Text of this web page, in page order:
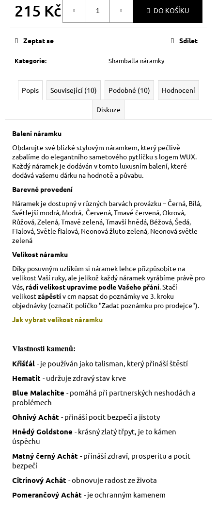
215 Kč DO KOŠÍKU
Kategorie: Shamballa náramky
Zeptat se Sdílet
Popis Související (10) Podobné (10) Hodnocení
Diskuze
Balení náramku
Obdarujte své blízké stylovým náramkem, který pečlivě
zabalíme do elegantního sametového pytlíčku s logem WUX.
Každý náramek je dodáván v tomto luxusním balení, které
dodává vašemu dárku na hodnotě a půvabu.
Barevné provedení
Náramek je dostupný v různých barvách provázku – Černá, Bílá,
Světlejší modrá, Modrá, Červená, Tmavě červená, Okrová,
Růžová, Zelená, Tmavě zelená, Tmavší hnědá, Béžová, Šedá,
Fialová, Světle fialová, Neonová žluto zelená, Neonová světle
zelená
Velikost náramku
Díky posuvným uzlíkům si náramek lehce přizpůsobíte na
velikost Vaší ruky, ale jelikož každý náramek vyrábíme právě pro
Vás, rádi velikost upravíme podle Vašeho přání . Stačí
velikostzápěstív cm napsat do poznámky ve 3. kroku
objednávky (označit políčko "Zadat poznámku pro prodejce").
Jak vybrat velikost náramku
Vlastnosti kamenů:
Křišťál -je používán jako talisman, který přináší štěstí
Hematit - udržuje zdravý stav krve
Blue Malachite - pomáhá při partnerských neshodách a
problémech
Ohnivý Achát - přináší pocit bezpečí a jistoty
Hnědý Goldstone - krásný zlatý třpyt, je to kámen
úspěchu
Matný černý Achát - přináší zdraví, prosperitu a pocit
bezpečí
Citrínový Achát - obnovuje radost ze života
Pomerančový Achát - je ochranným kamenem